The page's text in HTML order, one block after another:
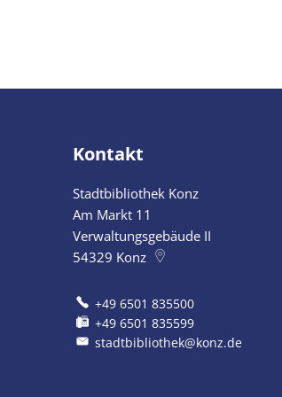
Kontakt
Stadtbibliothek Konz
Am Markt 11
Verwaltungsgebäude II
54329 Konz
+49 6501 835500
+49 6501 835599
stadtbibliothek@konz.de